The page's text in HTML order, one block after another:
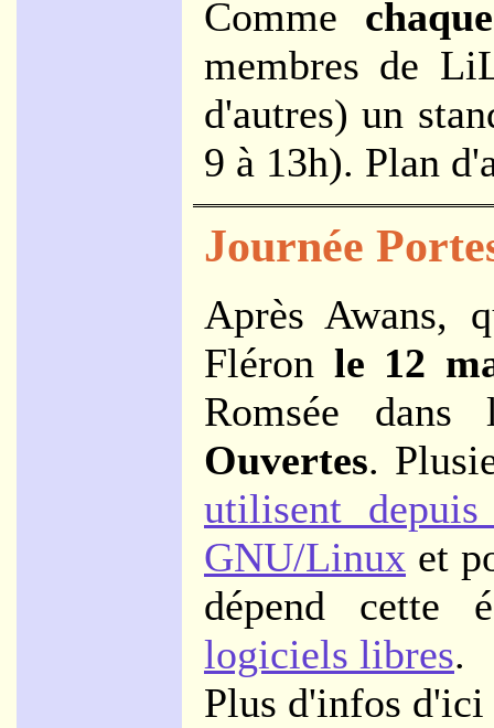
Comme
membres de
d'autres) un
9 à 13h). Plan
Journée
Après Awans,
Fléron le 12
Romsée
Ouvertes.
utilisent
GNU/Linux et
dépend cette
logiciels libres.
Plus d'infos d'ici